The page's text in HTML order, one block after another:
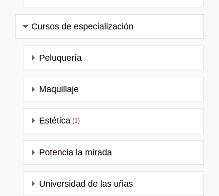
Cursos de especialización
Peluquería
Maquillaje
Estética (1)
Potencia la mirada
Universidad de las uñas